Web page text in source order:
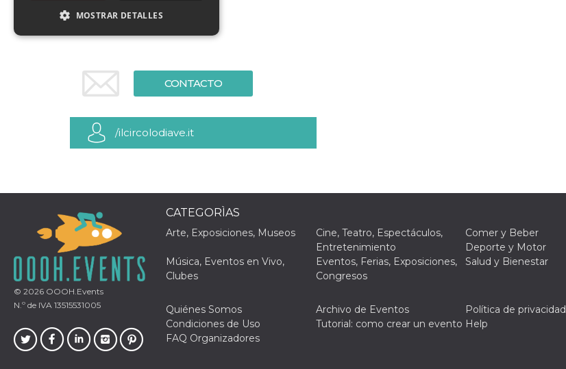
CONTACTO
/ilcircolodiave.it
© 2026 OOOH.Events
N.º de IVA 13515531005
CATEGORÌAS
Arte, Exposiciones, Museos
Cine, Teatro, Espectáculos,
Entretenimiento
Comer y Beber
Deporte y Motor
Música, Eventos en Vivo,
Clubes
Eventos, Ferias, Exposiciones,
Congresos
Salud y Bienestar
Quiénes Somos Archivo de Eventos Política de privacidad
Condiciones de Uso
Tutorial: como crear un evento Help
FAQ Organizadores
MOSTRAR DETALLES
Cookies de preferencias
la funcionalidad principal del sitio web, como
el inicio de sesión de usuario y la gestión de
cuentas. El sitio web no se puede utilizar
Dominio
cf_clearance
Cloudflare,
.oooh.events
1 año
servicio
tráfico web de
dirección IP del
visitante. Es
esencial para